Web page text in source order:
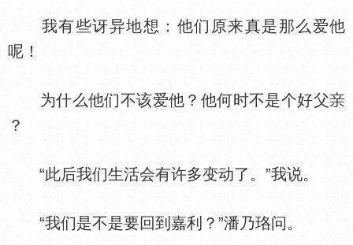
我有些讶异地想：他们原来真是那么爱他
呢！
为什么他们不该爱他？他何时不是个好父
？
“此后我们生活会有许多变动了。”我说。
“我们是不是要回到嘉利？”潘乃珞问。